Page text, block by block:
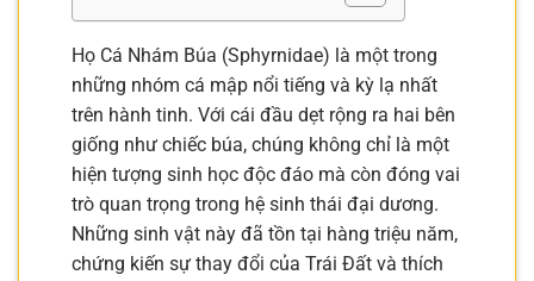
Họ Cá Nhám Búa (Sphyrnidae) là một trong
những nhóm cá mập nổi tiếng và kỳ lạ nhất
trên hành tinh. Với cái đầu dẹt rộng ra hai bên
giống như chiếc búa, chúng không chỉ là một
hiện tượng sinh học độc đáo mà còn đóng vai
trò quan trọng trong hệ sinh thái đại dương.
Những sinh vật này đã tồn tại hàng triệu năm,
chứng kiến sự thay đổi của Trái Đất và thích